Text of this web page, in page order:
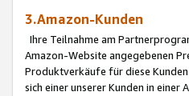
3.Amazon-Kunden
Ihre Teilnahme am
Amazon-Website angegebenen
Produktverkäufe für diese
sich einer unserer Kunden in